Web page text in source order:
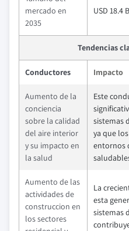
mercado en
2035
USD 18.4
Tendencias
Conductores Impacto
Aumento de la
conciencia
sobre la calidad
del aire interior
y su impacto en
la salud
Este
sistemas
ya que
entornos
Aumento de las
actividades de
construccion en
los sectores
La
esta
sistemas